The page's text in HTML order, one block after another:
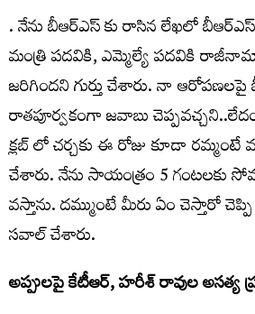
. నేను బీఆర్ఎస్ కు రాసిన లేఖలో
మంత్రి పదవికి, ఎమ్మెల్యే పదవికి
జరిగిందని గుర్తు చేశారు. నా ఆరోపణలపై
రాతపూర్వకంగా జవాబు
క్లబ్ లో చర్చకు ఈ రోజు కూడా రమ్మంటే
చేశారు. నేను సాయంత్రం 5 గంటలకు
వస్తాను. దమ్ముంటే మీరు ఏం చెస్తారో
సవాల్ చేశారు.
అప్పులపై కేటీఆర్, హరీశ్ రావుల అసత్య